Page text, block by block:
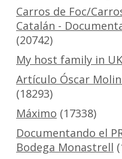
Carros de Foc/
Catalán -
(20742)
My host family in UK
Artículo Óscar
(18293)
Máximo (17338)
Documentando el
Bodega Monastrell